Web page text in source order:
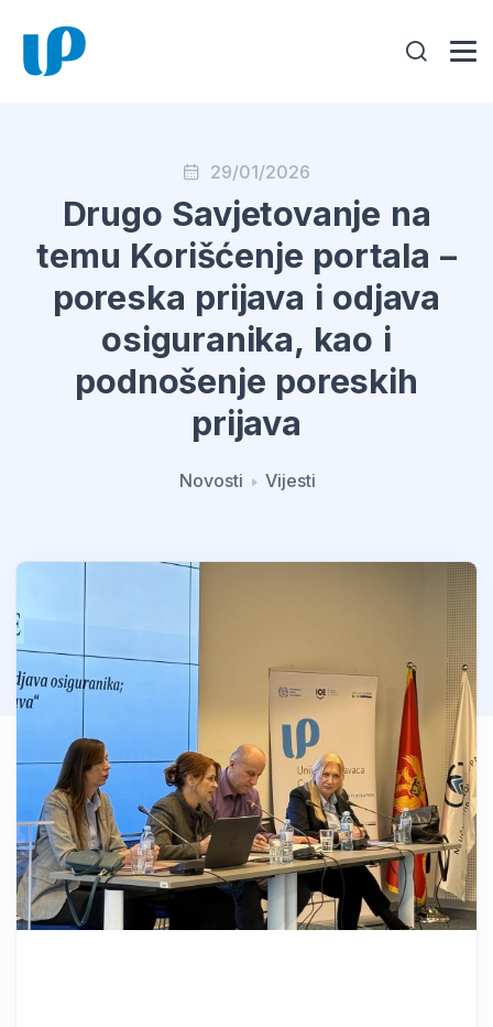
29/01/2026
Drugo Savjetovanje na
temu Korišćenje portala –
poreska prijava i odjava
osiguranika, kao i
podnošenje poreskih
prijava
Novosti Vijesti